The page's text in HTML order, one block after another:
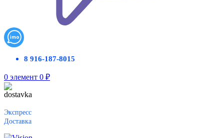
8 916-187-8015
0 элемент 0 ₽
Экспресс
Доставка